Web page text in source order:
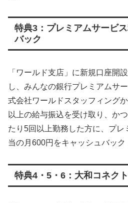
特典3：プレミアムサービ
バック
「ワールド支店」に新規口座開
し、みんなの銀行プレミアムサ
式会社ワールドスタッフィング
以上の給与振込を受け取り、か
たり5回以上勤務した方に、プレ
当の月600円をキャッシュバック
特典4・5・6：大和コネク